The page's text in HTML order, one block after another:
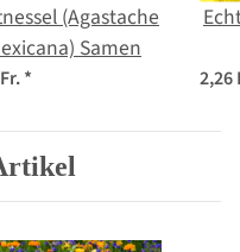
(Agastache
Samen
* 2,26